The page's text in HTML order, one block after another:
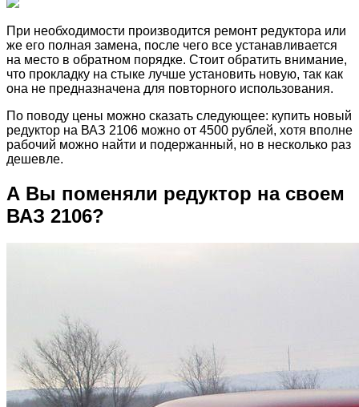
При необходимости производится ремонт редуктора или
же его полная замена, после чего все устанавливается
на место в обратном порядке. Стоит обратить внимание,
что прокладку на стыке лучше установить новую, так как
она не предназначена для повторного использования.
По поводу цены можно сказать следующее: купить новый
редуктор на ВАЗ 2106 можно от 4500 рублей, хотя вполне
рабочий можно найти и подержанный, но в несколько раз
дешевле.
А Вы поменяли редуктор на своем
ВАЗ 2106?